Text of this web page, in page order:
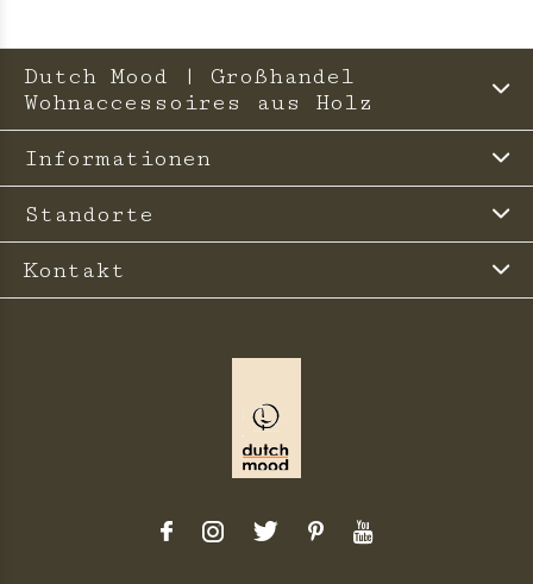
Dutch Mood | Großhandel
Wohnaccessoires aus Holz
Informationen
Standorte
Kontakt